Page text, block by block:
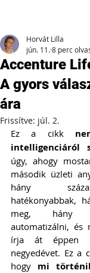
Accenture
A gyors
ára
Horvát Lilla
jún. 11.8 perc
Frissítve: júl. 2.
Ez a cikk
intelligenciáról
úgy, ahogy
második üzleti
hány
hatékonyabbak,
meg, hány
automatizálni, és
írja át éppen
negyedévet. Ez a
hogy mi